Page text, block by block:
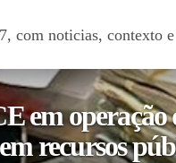
com noticias, contexto
em operação
recursos